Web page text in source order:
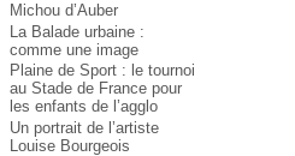
Michou d’Auber
La Balade urbaine :
comme une image
Plaine de Sport : le tournoi
au Stade de France pour
les enfants de l’agglo
Un portrait de l’artiste
Louise Bourgeois